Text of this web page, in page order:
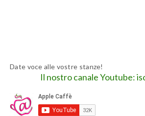
Date voce alle vostre stanze!
Il nostro canale Youtube: